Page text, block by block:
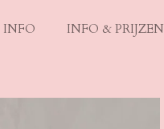
INFO INFO & PRIJZEN